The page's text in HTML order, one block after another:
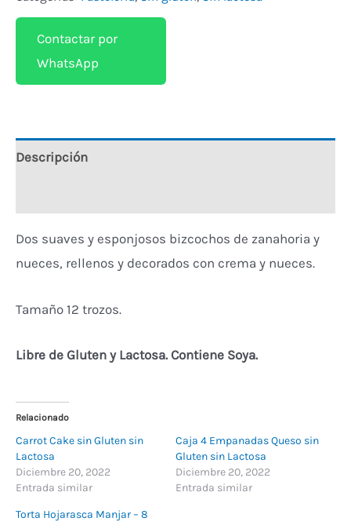
Contactar por
WhatsApp
Descripción
Dos suaves y esponjosos bizcochos de zanahoria y
nueces, rellenos y decorados con crema y nueces.
Tamaño 12 trozos.
Libre de Gluten y Lactosa. Contiene Soya.
Relacionado
Carrot Cake sin Gluten sin
Lactosa
Diciembre 20, 2022
Entrada similar
Caja 4 Empanadas Queso sin
Gluten sin Lactosa
Diciembre 20, 2022
Entrada similar
Torta Hojarasca Manjar – 8